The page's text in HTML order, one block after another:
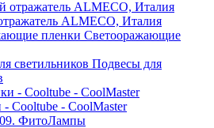
ALMECO, Италия
Светооражающие
Подвесы для
Cooltube - CoolMaster
09. ФитоЛампы